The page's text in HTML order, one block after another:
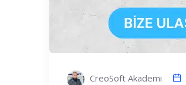
CreoSoft Akademi